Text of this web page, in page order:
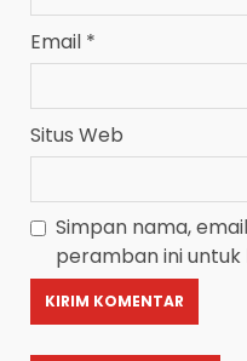
Email *
Situs Web
Simpan nama,
peramban ini